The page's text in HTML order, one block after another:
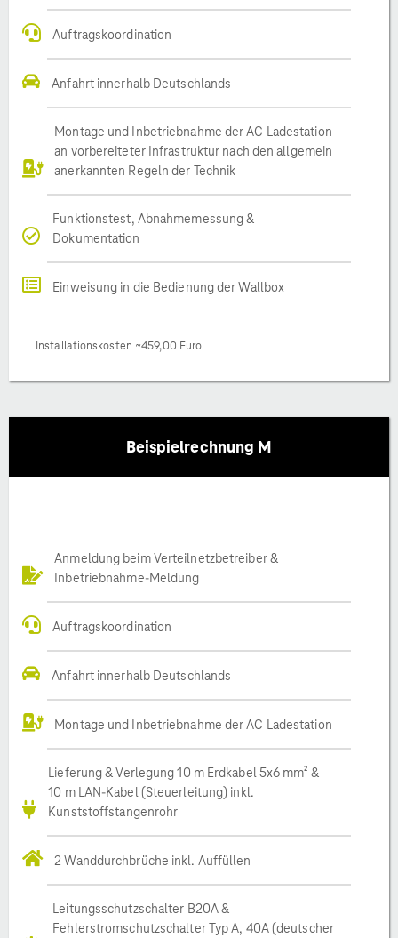
Auftragskoordination
Anfahrt innerhalb Deutschlands
Montage und Inbetriebnahme der AC Ladestation
an vorbereiteter Infrastruktur nach den allgemein
anerkannten Regeln der Technik
Funktionstest, Abnahmemessung &
Dokumentation
Einweisung in die Bedienung der Wallbox
Installationskosten ~459,00 Euro
Beispielrechnung M
Anmeldung beim Verteilnetzbetreiber &
Inbetriebnahme-Meldung
Auftragskoordination
Anfahrt innerhalb Deutschlands
Montage und Inbetriebnahme der AC Ladestation
Lieferung & Verlegung 10 m Erdkabel 5x6 mm² &
10 m LAN-Kabel (Steuerleitung) inkl.
Kunststoffstangenrohr
2 Wanddurchbrüche inkl. Auffüllen
Leitungsschutzschalter B20A &
Fehlerstromschutzschalter Typ A, 40A (deutscher